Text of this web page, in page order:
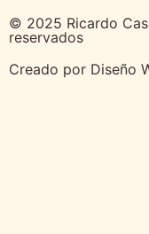
© 2025 Ricardo
reservados
Creado por Diseño